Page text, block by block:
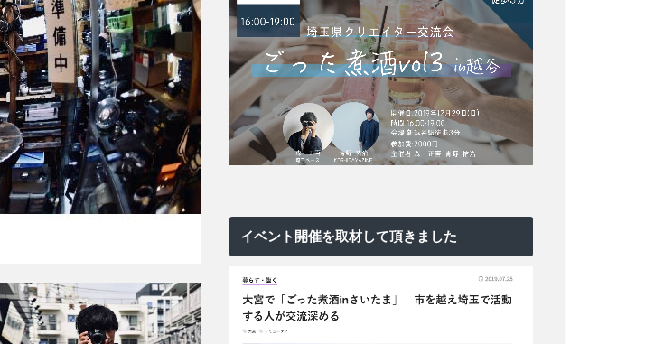
イベント開催を取材して頂きました